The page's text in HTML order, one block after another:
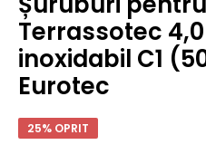
Terrassotec
inoxidabil C1
Eurotec
25% OPRIT